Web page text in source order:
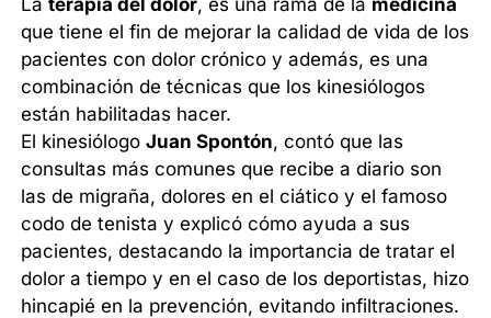
que tiene el fin de mejorar la calidad de vida de los
pacientes con dolor crónico y además, es una
combinación de técnicas que los kinesiólogos
están habilitadas hacer.
El kinesiólogoJuan Spontón, contó que las
consultas más comunes que recibe a diario son
las de migraña, dolores en el ciático y el famoso
codo de tenista y explicó cómo ayuda a sus
pacientes, destacando la importancia de tratar el
dolor a tiempo y en el caso de los deportistas, hizo
hincapié en la prevención, evitando infiltraciones.